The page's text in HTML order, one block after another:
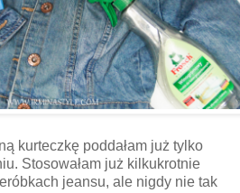
kurteczkę poddałam już tylko
Stosowałam już kilkukrotnie
jeansu, ale nigdy nie tak